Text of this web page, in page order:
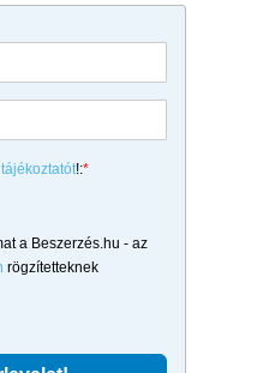
!:*
a Beszerzés.hu - az
rögzítetteknek